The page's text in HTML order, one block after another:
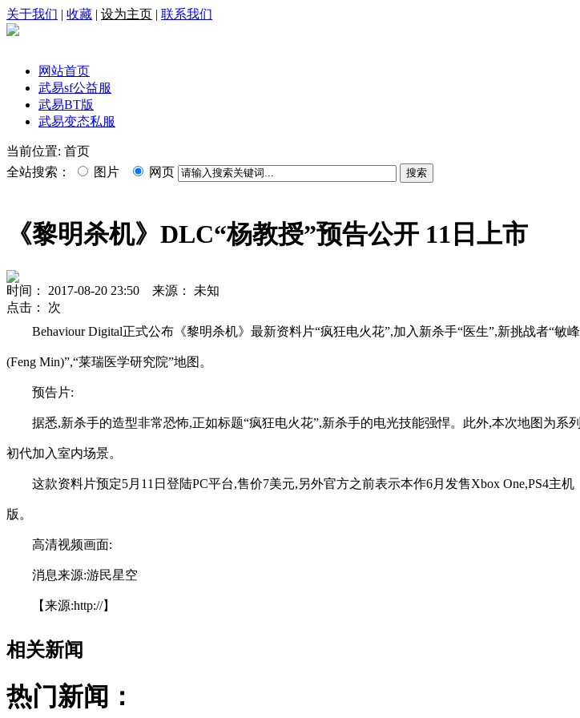
关于我们 | 收藏 | 设为主页 | 联系我们
网站首页
武易sf公益服
武易BT版
武易变态私服
当前位置: 首页
全站搜索：
图片 网页
《黎明杀机》DLC“杨教授”预告公开 11日上市
时间： 2017-08-20 23:50 来源： 未知
点击：
次
Behaviour Digital正式公布《黎明杀机》最新资料片“疯狂电火花”,加入新杀手“医生”,新挑战者“敏峰
(Feng Min)”,“莱瑞医学研究院”地图。
预告片:
据悉,新杀手的造型非常恐怖,正如标题“疯狂电火花”,新杀手的电光技能强悍。此外,本次地图为系列
初代加入室内场景。
这款资料片预定5月11日登陆PC平台,售价7美元,另外官方之前表示本作6月发售Xbox One,PS4主机
版。
高清视频画面:
消息来源:游民星空
【来源:http://】
相关新闻
热门新闻：